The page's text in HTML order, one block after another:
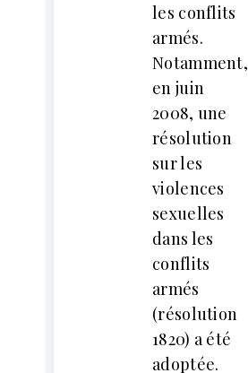
les conflits
armés.
Notamment,
en juin
2008, une
résolution
sur les
violences
sexuelles
dans les
conflits
armés
(résolution
1820) a été
adoptée.